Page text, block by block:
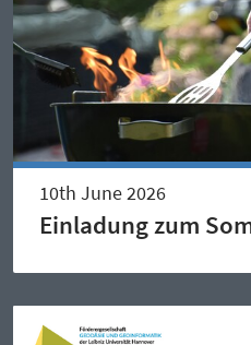
10th June 2026
Einladung zum